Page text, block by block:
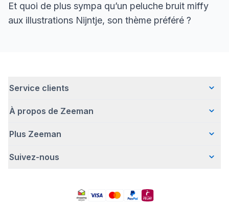
Et quoi de plus sympa qu’un peluche bruit miffy
aux illustrations Nijntje, son thème préféré ?
Service clients
Questions fréquentes
Livraison
Retour d'articles
Magasins Zeeman
À propos de Zeeman
Qui sommes-nous ?
Une entreprise responsable
Rapport annuel RSE
Plus Zeeman
Communiqué de presse
Offre body gratuit
Suivez-nous